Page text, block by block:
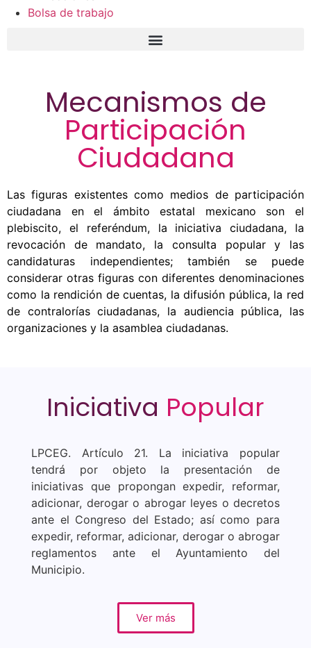
Bolsa de trabajo
Mecanismos de
Participación
Ciudadana
Las figuras existentes como medios de participación
ciudadana en el ámbito estatal mexicano son el
plebiscito, el referéndum, la iniciativa ciudadana, la
revocación de mandato, la consulta popular y las
candidaturas independientes; también se puede
considerar otras figuras con diferentes denominaciones
como la rendición de cuentas, la difusión pública, la red
de contralorías ciudadanas, la audiencia pública, las
organizaciones y la asamblea ciudadanas.
Iniciativa Popular
LPCEG. Artículo 21. La iniciativa popular
tendrá por objeto la presentación de
iniciativas que propongan expedir, reformar,
adicionar, derogar o abrogar leyes o decretos
ante el Congreso del Estado; así como para
expedir, reformar, adicionar, derogar o abrogar
reglamentos ante el Ayuntamiento del
Municipio.
Ver más